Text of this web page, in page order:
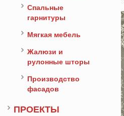
Спальные
гарнитуры
Мягкая мебель
Жалюзи и
рулонные шторы
Производство
фасадов
ПРОЕКТЫ